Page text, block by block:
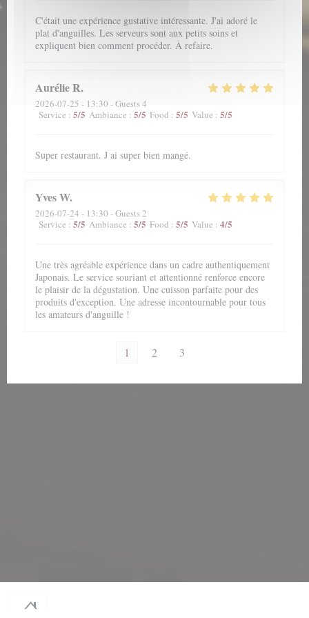
C'était une expérience gustative intéressante. J'ai adoré le
plat d'anguilles. Les serveurs sont aux petits soins et
expliquent bien comment procéder. À refaire.
AurélieR
2026-07-25 - 13:30 - Guests 4
Service : 5/5 Ambiance : 5/5 Food : 5/5 Value : 5/5
Super restaurant. J ai super bien mangé.
YvesW
2026-07-24 - 13:30 - Guests 2
Service : 5/5 Ambiance : 5/5 Food : 5/5 Value : 4/5
Une très agréable expérience dans un cadre authentiquement
Japonais. Le service souriant et attentionné renforce encore
le plaisir de la dégustation. Une cuisson parfaite pour des
produits d'exception. Une adresse incontournable pour tous
les amateurs d'anguille !
1 2 3